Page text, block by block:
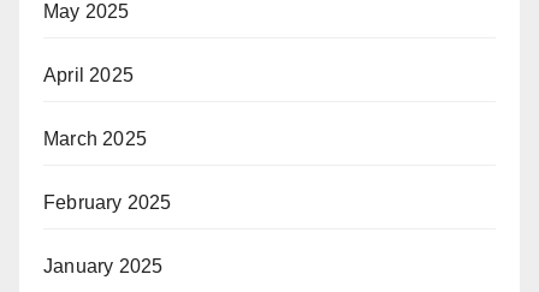
May 2025
April 2025
March 2025
February 2025
January 2025